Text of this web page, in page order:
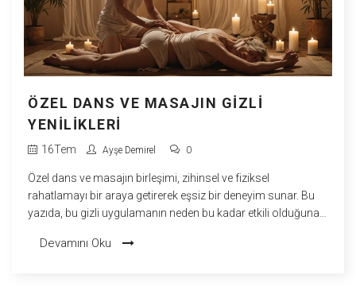
ÖZEL DANS VE MASAJIN GIZLI
YENILIKLERI
16Tem Ayşe Demirel 0
Özel dans ve masajın birleşimi, zihinsel ve fiziksel
rahatlamayı bir araya getirerek eşsiz bir deneyim sunar. Bu
yazıda, bu gizli uygulamanın neden bu kadar etkili olduğuna
hikayeler ve uzman görüşleri de yer alacak.
Devamını Oku